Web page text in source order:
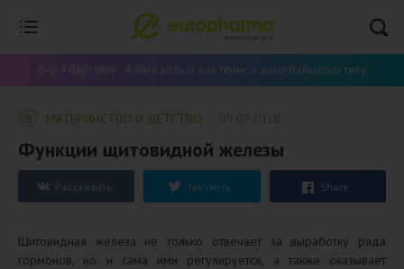
0-0-4 бөліп төлеу - 4 айға алдын ала төлемсіз және пайызсыз төлеу
МАТЕРИНСТВО И ДЕТСТВО
Функции щитовидной железы
Рассказать Твитнуть Share
Щитовидная железа не только отвечает за выработку ряда
гормонов, но и сама ими регулируется, а также оказывает